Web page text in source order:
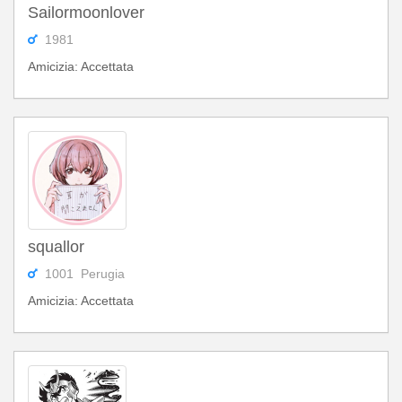
Sailormoonlover
1981
Amicizia: Accettata
squallor
1001 Perugia
Amicizia: Accettata